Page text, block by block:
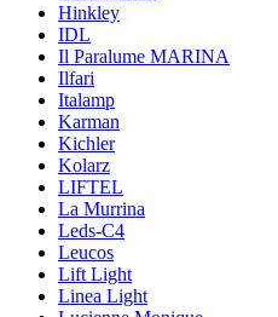
Hinkley
IDL
Il Paralume MARINA
Ilfari
Italamp
Karman
Kichler
Kolarz
LIFTEL
La Murrina
Leds-C4
Leucos
Lift Light
Linea Light